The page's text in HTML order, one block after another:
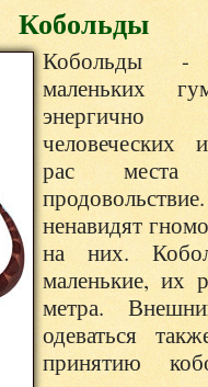
Кобольды
Кобольды -
маленьких
человеческих
рас места
ненавидят
на них.
маленькие, их
метра.
одеваться
принятию